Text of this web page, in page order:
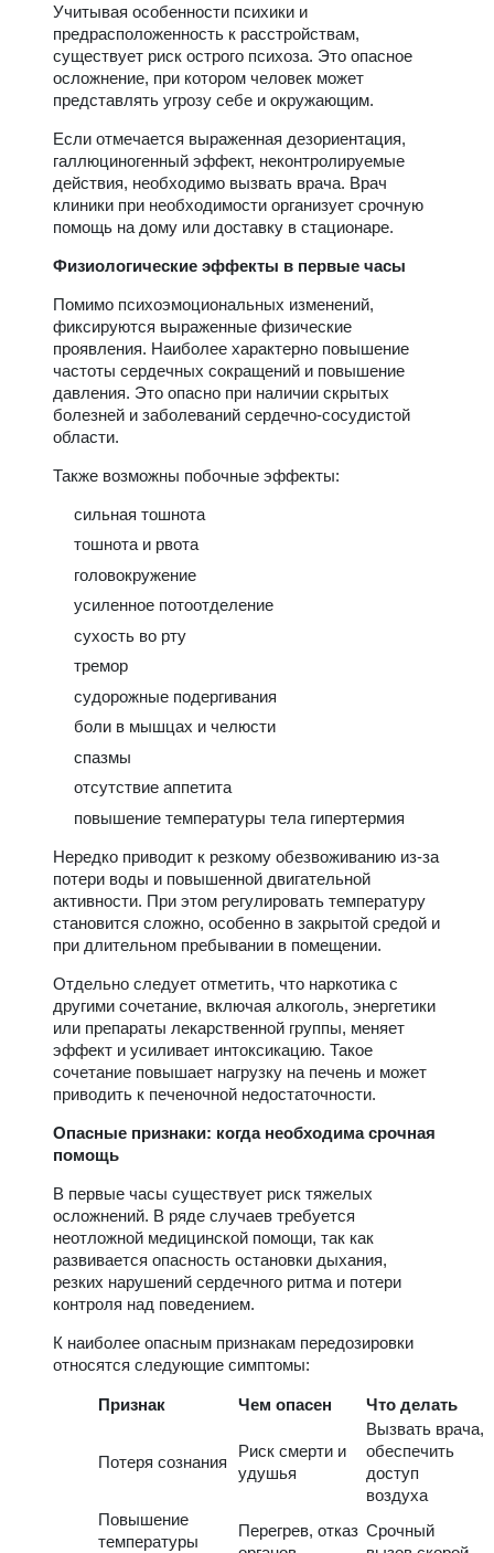
Учитывая особенности психики и
предрасположенность к расстройствам,
существует риск острого психоза. Это опасное
осложнение, при котором человек может
представлять угрозу себе и окружающим.
Если отмечается выраженная дезориентация,
галлюциногенный эффект, неконтролируемые
действия, необходимо вызвать врача. Врач
клиники при необходимости организует срочную
помощь на дому или доставку в стационаре.
Физиологические эффекты в первые часы
Помимо психоэмоциональных изменений,
фиксируются выраженные физические
проявления. Наиболее характерно повышение
частоты сердечных сокращений и повышение
давления. Это опасно при наличии скрытых
болезней и заболеваний сердечно-сосудистой
области.
Также возможны побочные эффекты:
сильная тошнота
тошнота и рвота
головокружение
усиленное потоотделение
сухость во рту
тремор
судорожные подергивания
боли в мышцах и челюсти
спазмы
отсутствие аппетита
повышение температуры тела гипертермия
Нередко приводит к резкому обезвоживанию из-за
потери воды и повышенной двигательной
активности. При этом регулировать температуру
становится сложно, особенно в закрытой средой и
при длительном пребывании в помещении.
Отдельно следует отметить, что наркотика с
другими сочетание, включая алкоголь, энергетики
или препараты лекарственной группы, меняет
эффект и усиливает интоксикацию. Такое
сочетание повышает нагрузку на печень и может
приводить к печеночной недостаточности.
Опасные признаки: когда необходима срочная
помощь
В первые часы существует риск тяжелых
осложнений. В ряде случаев требуется
неотложной медицинской помощи, так как
развивается опасность остановки дыхания,
резких нарушений сердечного ритма и потери
контроля над поведением.
К наиболее опасным признакам передозировки
относятся следующие симптомы:
Признак Чем опасен Что делать
Потеря сознания
Риск смерти и
удушья
Вызвать врача,
обеспечить
доступ
воздуха
Повышение
температуры
Перегрев, отказ Срочный